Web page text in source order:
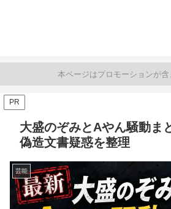
本ページはプロモーションが
PR
大盛のぞみとAやん騒動ま
偽造文書疑惑を整理
芸能